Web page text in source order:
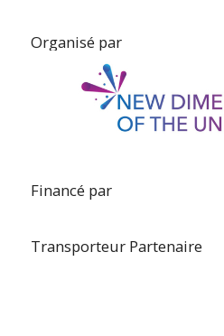
Organisé par
Financé par
Transporteur Partenaire